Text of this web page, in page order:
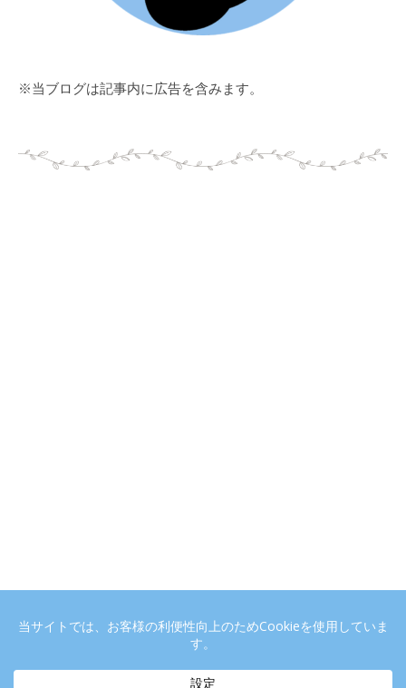
※当ブログは記事内に広告を含みます。